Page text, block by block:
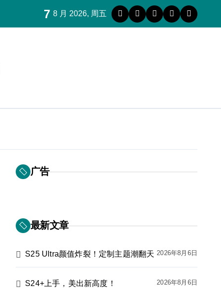
7 8 月 2026, 周五
广告
最新文章
S25 Ultra颜值炸裂！定制主题潮翻天 2026年8月6日
S24+上手，美出新高度！ 2026年8月6日